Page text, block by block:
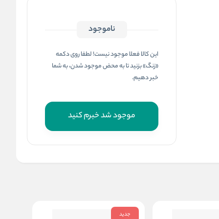
ناموجود
این کالا فعلا موجود نیست! لطفا روی دکمه
«زنگ» بزنید تا به محض موجود شدن، به شما
خبر دهیم.
موجود شد خبرم کنید
جدید